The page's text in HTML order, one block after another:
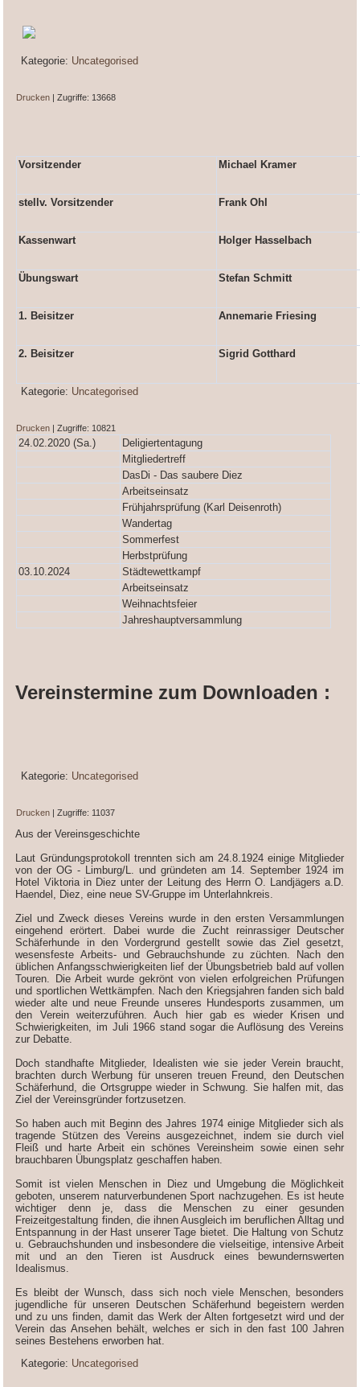
Kategorie: Uncategorised
Drucken | Zugriffe: 13668
Vorsitzender Michael Kramer
stellv. Vorsitzender Frank Ohl
Kassenwart Holger Hasselbach
Übungswart Stefan Schmitt
1. Beisitzer Annemarie Friesing
2. Beisitzer Sigrid Gotthard
Kategorie: Uncategorised
Drucken | Zugriffe: 10821
24.02.2020 (Sa.)
Deligiertentagung
Mitgliedertreff
DasDi - Das saubere Diez
Arbeitseinsatz
Frühjahrsprüfung (Karl Deisenroth)
Wandertag
Sommerfest
Herbstprüfung
03.10.2024
Städtewettkampf
Arbeitseinsatz
Weihnachtsfeier
Jahreshauptversammlung
Vereinstermine zum Downloaden :
Kategorie: Uncategorised
Drucken | Zugriffe: 11037
Aus der Vereinsgeschichte
Laut Gründungsprotokoll trennten sich am 24.8.1924 einige Mitglieder
von der OG - Limburg/L. und gründeten am 14. September 1924 im
Hotel Viktoria in Diez unter der Leitung des Herrn O. Landjägers a.D.
Haendel, Diez, eine neue SV-Gruppe im Unterlahnkreis.
Ziel und Zweck dieses Vereins wurde in den ersten Versammlungen
eingehend erörtert. Dabei wurde die Zucht reinrassiger Deutscher
Schäferhunde in den Vordergrund gestellt sowie das Ziel gesetzt,
wesensfeste Arbeits- und Gebrauchshunde zu züchten. Nach den
üblichen Anfangsschwierigkeiten lief der Übungsbetrieb bald auf vollen
Touren. Die Arbeit wurde gekrönt von vielen erfolgreichen Prüfungen
und sportlichen Wettkämpfen. Nach den Kriegsjahren fanden sich bald
wieder alte und neue Freunde unseres Hundesports zusammen, um
den Verein weiterzuführen. Auch hier gab es wieder Krisen und
Schwierigkeiten, im Juli 1966 stand sogar die Auflösung des Vereins
zur Debatte.
Doch standhafte Mitglieder, Idealisten wie sie jeder Verein braucht,
brachten durch Werbung für unseren treuen Freund, den Deutschen
Schäferhund, die Ortsgruppe wieder in Schwung. Sie halfen mit, das
Ziel der Vereinsgründer fortzusetzen.
So haben auch mit Beginn des Jahres 1974 einige Mitglieder sich als
tragende Stützen des Vereins ausgezeichnet, indem sie durch viel
Fleiß und harte Arbeit ein schönes Vereinsheim sowie einen sehr
brauchbaren Übungsplatz geschaffen haben.
Somit ist vielen Menschen in Diez und Umgebung die Möglichkeit
geboten, unserem naturverbundenen Sport nachzugehen. Es ist heute
wichtiger denn je, dass die Menschen zu einer gesunden
Freizeitgestaltung finden, die ihnen Ausgleich im beruflichen Alltag und
Entspannung in der Hast unserer Tage bietet. Die Haltung von Schutz
u. Gebrauchshunden und insbesondere die vielseitige, intensive Arbeit
mit und an den Tieren ist Ausdruck eines bewundernswerten
Idealismus.
Es bleibt der Wunsch, dass sich noch viele Menschen, besonders
jugendliche für unseren Deutschen Schäferhund begeistern werden
und zu uns finden, damit das Werk der Alten fortgesetzt wird und der
Verein das Ansehen behält, welches er sich in den fast 100 Jahren
seines Bestehens erworben hat.
Kategorie: Uncategorised